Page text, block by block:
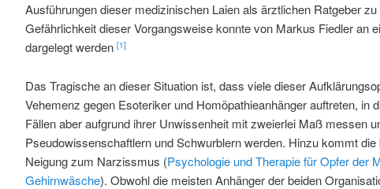
Ausführungen dieser medizinischen Laien als ärztlichen Ratgeber
Gefährlichkeit dieser Vorgangsweise konnte von Markus Fiedler an
dargelegt werden [1]
Das Tragische an dieser Situation ist, dass viele dieser
Vehemenz gegen Esoteriker und Homöpathieanhänger auftreten, in
Fällen aber aufgrund ihrer Unwissenheit mit zweierlei Maß messen
Pseudowissenschaftlern und Schwurblern werden. Hinzu kommt
Neigung zum Narzissmus (Psychologie und Therapie für Opfer der
Gehirnwäsche). Obwohl die meisten Anhänger der beiden